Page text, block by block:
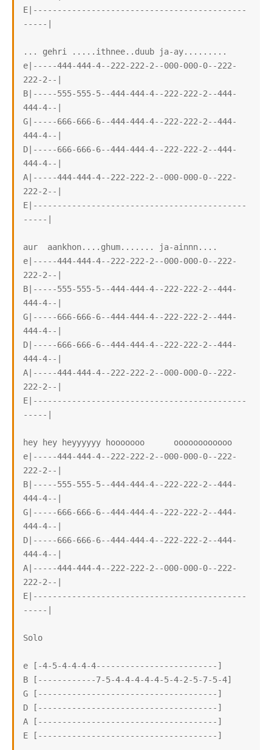
E|--------------------------------------------
-----|
... gehri .....ithnee..duub ja-ay.........
e|-----444-444-4--222-222-2--000-000-0--222-
222-2--|
B|-----555-555-5--444-444-4--222-222-2--444-
444-4--|
G|-----666-666-6--444-444-4--222-222-2--444-
444-4--|
D|-----666-666-6--444-444-4--222-222-2--444-
444-4--|
A|-----444-444-4--222-222-2--000-000-0--222-
222-2--|
E|--------------------------------------------
-----|
aur  aankhon....ghum....... ja-ainnn....
e|-----444-444-4--222-222-2--000-000-0--222-
222-2--|
B|-----555-555-5--444-444-4--222-222-2--444-
444-4--|
G|-----666-666-6--444-444-4--222-222-2--444-
444-4--|
D|-----666-666-6--444-444-4--222-222-2--444-
444-4--|
A|-----444-444-4--222-222-2--000-000-0--222-
222-2--|
E|--------------------------------------------
-----|
hey hey heyyyyyy hooooooo      oooooooooooo
e|-----444-444-4--222-222-2--000-000-0--222-
222-2--|
B|-----555-555-5--444-444-4--222-222-2--444-
444-4--|
G|-----666-666-6--444-444-4--222-222-2--444-
444-4--|
D|-----666-666-6--444-444-4--222-222-2--444-
444-4--|
A|-----444-444-4--222-222-2--000-000-0--222-
222-2--|
E|--------------------------------------------
-----|
Solo
e [-4-5-4-4-4-4-------------------------]
B [------------7-5-4-4-4-4-4-5-4-2-5-7-5-4]
G [-------------------------------------]
D [-------------------------------------]
A [-------------------------------------]
E [-------------------------------------]